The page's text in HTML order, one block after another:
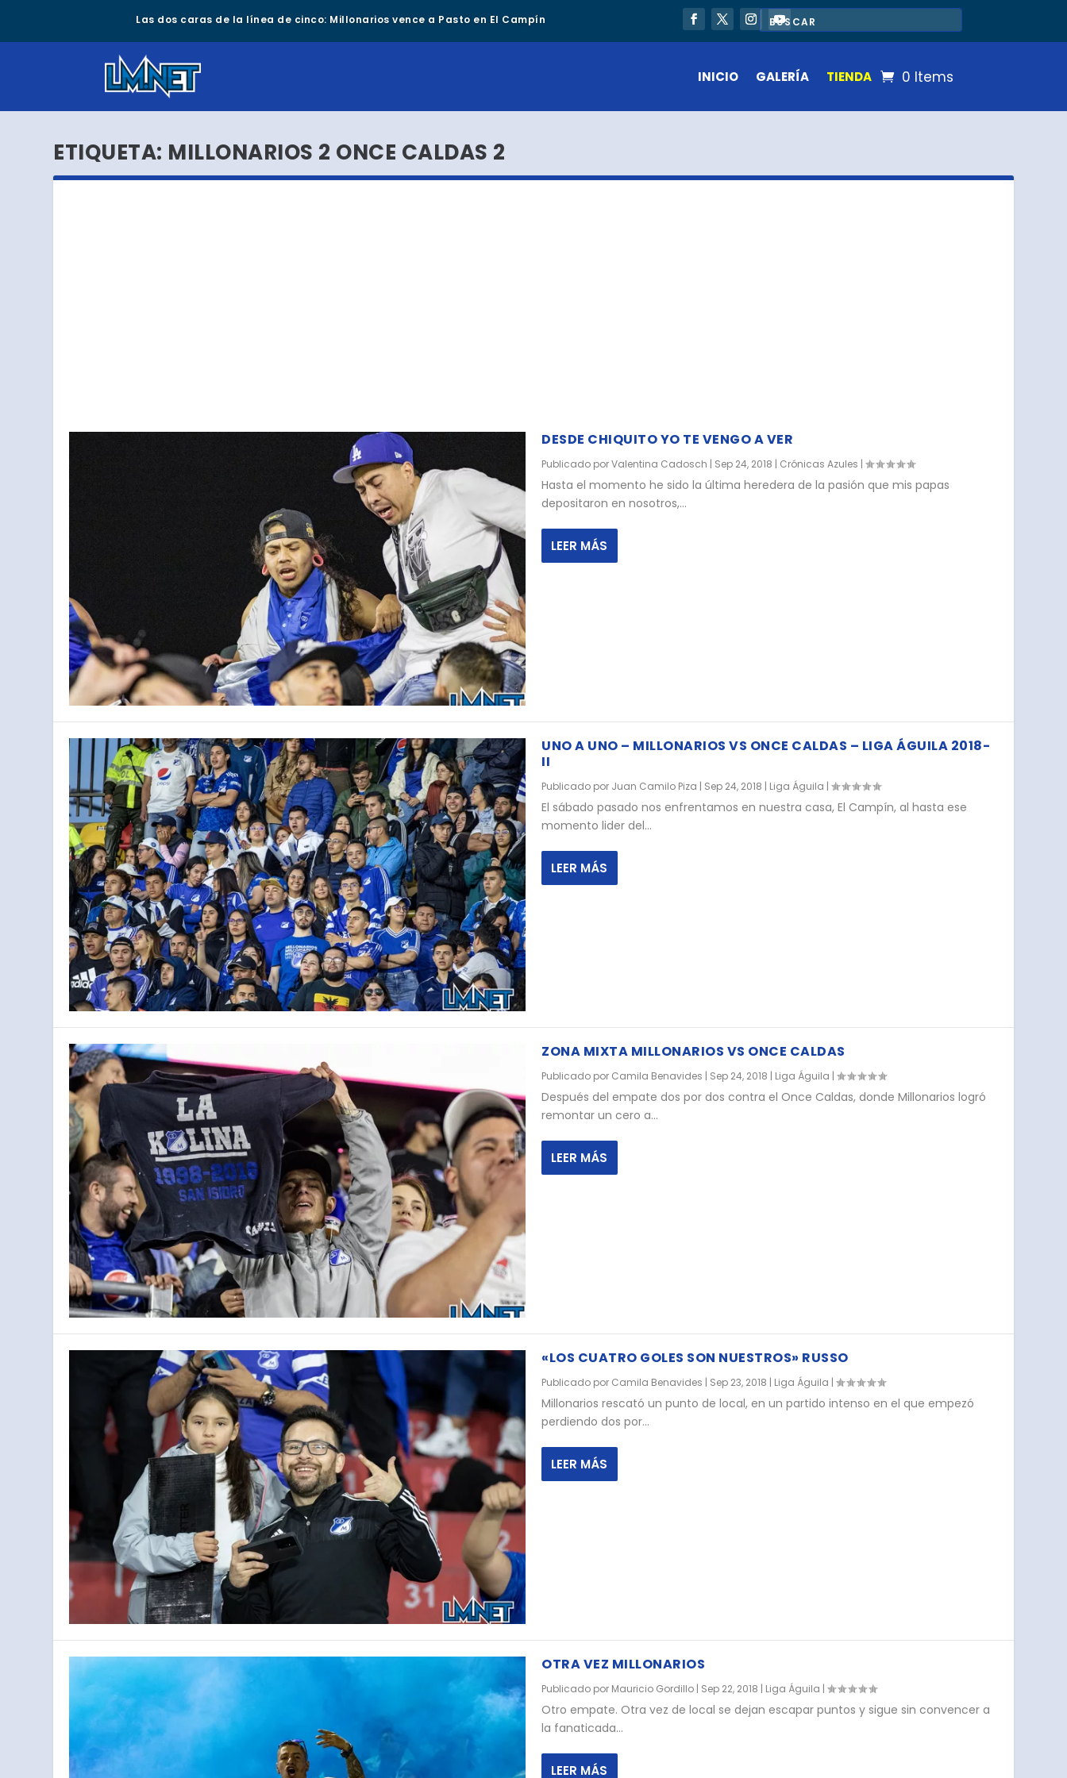
Las dos caras de la línea de cinco: Millonarios vence a Pasto en El Campín
INICIO GALERÍA TIENDA 0 Items
ETIQUETA: MILLONARIOS 2 ONCE CALDAS 2
DESDE CHIQUITO YO TE VENGO A VER
Publicado porValentina Cadosch | Sep 24, 2018 | Crónicas Azules |
Hasta el momento he sido la última heredera de la pasión que mis papas
depositaron en nosotros,...
LEER MÁS
UNO A UNO – MILLONARIOS VS ONCE CALDAS – LIGA ÁGUILA 2018-
II
Publicado por Juan Camilo Piza | Sep 24, 2018 | Liga Águila |
El sábado pasado nos enfrentamos en nuestra casa, El Campín, al hasta ese
momento lider del...
LEER MÁS
ZONA MIXTA MILLONARIOS VS ONCE CALDAS
Publicado por Camila Benavides | Sep 24, 2018 | Liga Águila |
Después del empate dos por dos contra el Once Caldas, donde Millonarios logró
remontar un cero a...
LEER MÁS
«LOS CUATRO GOLES SON NUESTROS» RUSSO
Publicado por Camila Benavides | Sep 23, 2018 | Liga Águila |
Millonarios rescató un punto de local, en un partido intenso en el que empezó
perdiendo dos por...
LEER MÁS
OTRA VEZ MILLONARIOS
Publicado por Mauricio Gordillo | Sep 22, 2018 | Liga Águila |
Otro empate. Otra vez de local se dejan escapar puntos y sigue sin convencer a
la fanaticada...
LEER MÁS